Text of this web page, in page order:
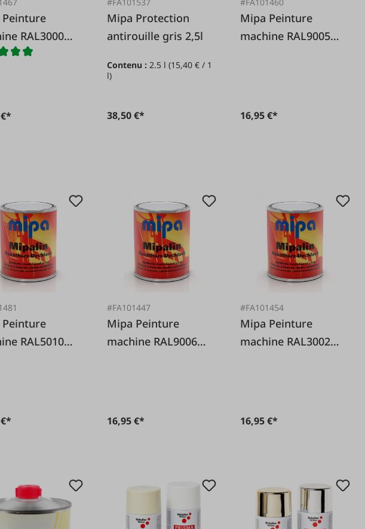
RAL3000
feu
Mipa Protection
antirouille gris 2,5l
Contenu :2.5 l(15,40 € / 1
l)
38,50 €*
Mipa Peinture
machine RAL9005
16,95 €*
RAL5010
#FA101447
Mipa Peinture
machine RAL9006
16,95 €*
#FA101454
Mipa Peinture
machine RAL3002
16,95 €*